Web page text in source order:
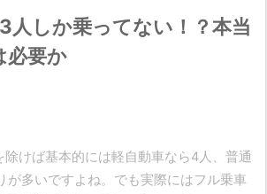
人しか乗ってない！？本当
必要か
けば基本的には軽自動車なら4人、普通
が多いですよね。でも実際にはフル乗車